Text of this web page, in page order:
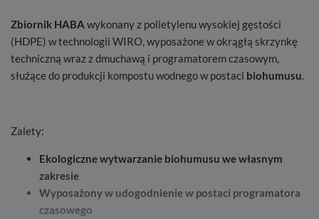
Zbiornik HABA wykonany z polietylenu wysokiej gęstości
(HDPE) w technologii WIRO, wyposażone w okrągłą skrzynkę
techniczną wraz z dmuchawą i programatorem czasowym,
służące do produkcji kompostu wodnego w postaci biohumusu.
Zalety:
Ekologiczne wytwarzanie biohumusu we własnym
zakresie
Wyposażony w udogodnienie w postaci programatora
czasowego